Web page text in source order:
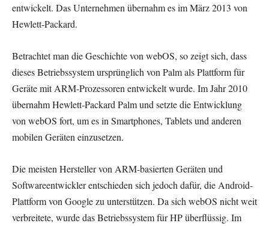
entwickelt. Das Unternehmen übernahm es im März 2013 von
Hewlett-Packard.
Betrachtet man die Geschichte von webOS, so zeigt sich, dass
dieses Betriebssystem ursprünglich von Palm als Plattform für
Geräte mit ARM-Prozessoren entwickelt wurde. Im Jahr 2010
übernahm Hewlett-Packard Palm und setzte die Entwicklung
von webOS fort, um es in Smartphones, Tablets und anderen
mobilen Geräten einzusetzen.
Die meisten Hersteller von ARM-basierten Geräten und
Softwareentwickler entschieden sich jedoch dafür, die Android-
Plattform von Google zu unterstützen. Da sich webOS nicht weit
verbreitete, wurde das Betriebssystem für HP überflüssig. Im